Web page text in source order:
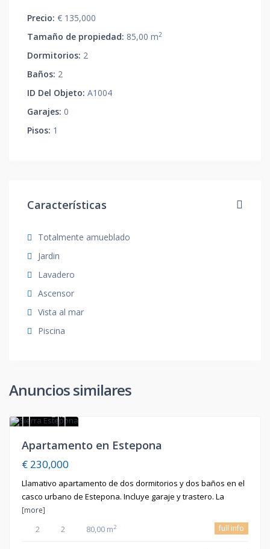
Precio: € 135,000
Tamaño de propiedad: 85,00 m2
Dormitorios: 2
Baños: 2
ID Del Objeto: A1004
Garajes: 0
Pisos: 1
Características
Totalmente amueblado
Jardin
Lavadero
Ascensor
Vista al mar
Piscina
Anuncios similares
15
Venta
Apartamento en Estepona
€ 230,000
Llamativo apartamento de dos dormitorios y dos baños en el
casco urbano de Estepona. Incluye garaje y trastero. La
[more]
2 2 80,00 m2 full info